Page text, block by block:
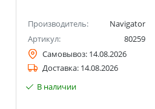
Производитель:
Navigator
Артикул:
80259
Самовывоз: 14.08.2026
Доставка: 14.08.2026
В наличии